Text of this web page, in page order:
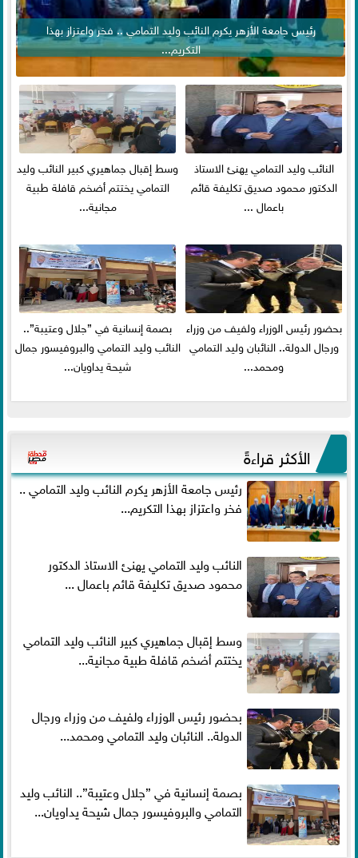
رئيس جامعة الأزهر يكرم النائب وليد التمامي .. فخر واعتزاز بهذا
التكريم...
النائب وليد التمامي يهنئ الاستاذ
الدكتور محمود صديق تكليفة قائم
باعمال ...
وسط إقبال جماهيري كبير النائب وليد
التمامي يختتم أضخم قافلة طبية
مجانية...
بحضور رئيس الوزراء ولفيف من وزراء
ورجال الدولة.. النائبان وليد التمامي
ومحمد...
بصمة إنسانية في ”جلال وعتيبة”..
النائب وليد التمامي والبروفيسور جمال
شيحة يداويان...
الأكثر قراءةً
رئيس جامعة الأزهر يكرم النائب وليد التمامي ..
فخر واعتزاز بهذا التكريم...
النائب وليد التمامي يهنئ الاستاذ الدكتور
محمود صديق تكليفة قائم باعمال ...
وسط إقبال جماهيري كبير النائب وليد التمامي
يختتم أضخم قافلة طبية مجانية...
بحضور رئيس الوزراء ولفيف من وزراء ورجال
الدولة.. النائبان وليد التمامي ومحمد...
بصمة إنسانية في ”جلال وعتيبة”.. النائب وليد
التمامي والبروفيسور جمال شيحة يداويان...